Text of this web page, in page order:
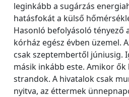
leginkább a sugárzás
hatásfokát a külső
Hasonló befolyásoló tényező
kórház egész évben üzemel.
csak szeptembertől júniusig.
másik inkább este. Amikor
strandok. A hivatalok csak
nyitva, az éttermek